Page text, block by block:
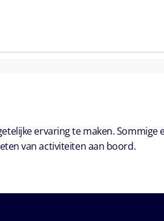
ervaring te maken. Sommige
van activiteiten aan boord.